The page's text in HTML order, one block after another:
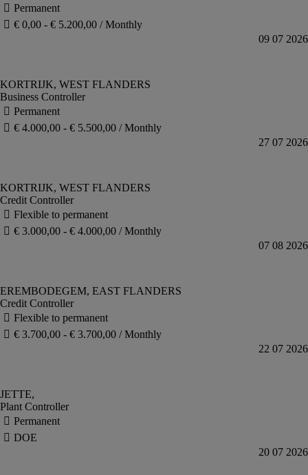
Business Controller
Credit Controller
Credit Controller
Plant Controller